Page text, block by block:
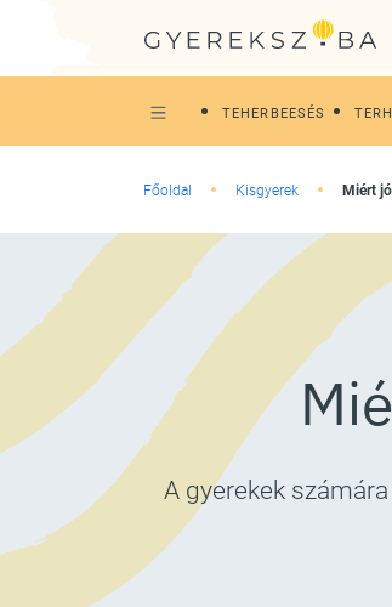
TEHERBEESÉS
Főoldal Kisgyerek Miért
A gyerekek